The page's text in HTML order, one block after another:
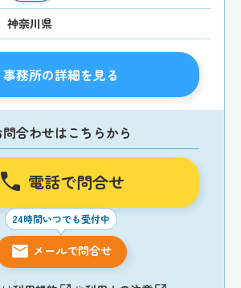
神奈川県
事務所の詳細を見る
問合わせはこちらから
電話で問合せ
24時間いつでも受付中
メールで問合せ